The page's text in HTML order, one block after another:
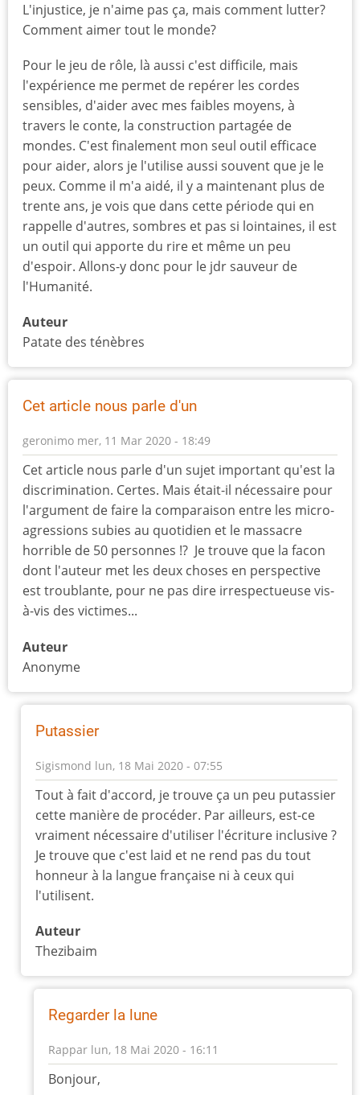
L'injustice, je n'aime pas ça, mais comment lutter?
Comment aimer tout le monde?
Pour le jeu de rôle, là aussi c'est difficile, mais
l'expérience me permet de repérer les cordes
sensibles, d'aider avec mes faibles moyens, à
travers le conte, la construction partagée de
mondes. C'est finalement mon seul outil efficace
pour aider, alors je l'utilise aussi souvent que je le
peux. Comme il m'a aidé, il y a maintenant plus de
trente ans, je vois que dans cette période qui en
rappelle d'autres, sombres et pas si lointaines, il est
un outil qui apporte du rire et même un peu
d'espoir. Allons-y donc pour le jdr sauveur de
l'Humanité.
Auteur
Patate des ténèbres
Cet article nous parle d'un
geronimo mer, 11 Mar 2020 - 18:49
Cet article nous parle d'un sujet important qu'est la
discrimination. Certes. Mais était-il nécessaire pour
l'argument de faire la comparaison entre les micro-
agressions subies au quotidien et le massacre
horrible de 50 personnes !? Je trouve que la facon
dont l'auteur met les deux choses en perspective
est troublante, pour ne pas dire irrespectueuse vis-
à-vis des victimes...
Auteur
Anonyme
Putassier
Sigismond lun, 18 Mai 2020 - 07:55
En
réponse
à
Cet
article
nous
parle
par
geronimo
Tout à fait d'accord, je trouve ça un peu putassier
cette manière de procéder. Par ailleurs, est-ce
vraiment nécessaire d'utiliser l'écriture inclusive ?
Je trouve que c'est laid et ne rend pas du tout
honneur à la langue française ni à ceux qui
l'utilisent.
Auteur
Thezibaim
Regarder la lune
Rappar lun, 18 Mai 2020 - 16:11
En
réponse
Bonjour,